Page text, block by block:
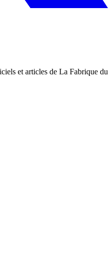
et articles de La Fabrique du